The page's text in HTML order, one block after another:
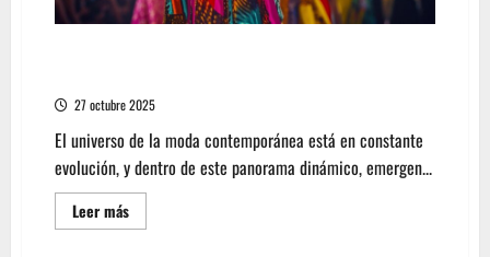
27 octubre 2025
El universo de la moda contemporánea está en constante
evolución, y dentro de este panorama dinámico, emergen...
Leer másLeer
más